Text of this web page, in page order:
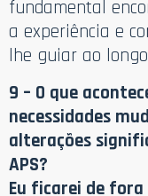
fundamental
a experiência e
lhe guiar ao
9 – O que
necessidades
alterações
APS?
Eu ficarei de